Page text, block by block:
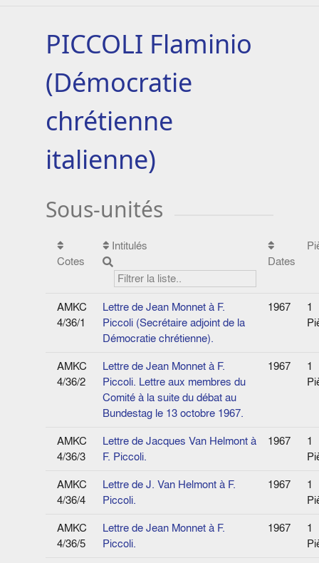
PICCOLI Flaminio
(Démocratie
chrétienne
italienne)
Sous-unités
Cotes
Intitulés
Dates
AMKC
4/36/1
Lettre de Jean Monnet à F.
Piccoli (Secrétaire adjoint de la
Démocratie chrétienne).
1967
1
AMKC
4/36/2
Lettre de Jean Monnet à F.
Piccoli. Lettre aux membres du
Comité à la suite du débat au
Bundestag le 13 octobre 1967.
1967
1
AMKC
4/36/3
Lettre de Jacques Van Helmont à
F. Piccoli.
1967
1
AMKC
4/36/4
Lettre de J. Van Helmont à F.
Piccoli.
1967
1
AMKC
4/36/5
Lettre de Jean Monnet à F.
Piccoli.
1967
1